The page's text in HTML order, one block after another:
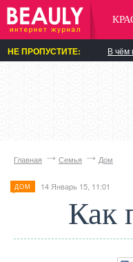
НЕ ПРОПУСТИТЕ: В чём
Главная Семья Дом
ДОМ 14 Январь 15, 11:01
Как